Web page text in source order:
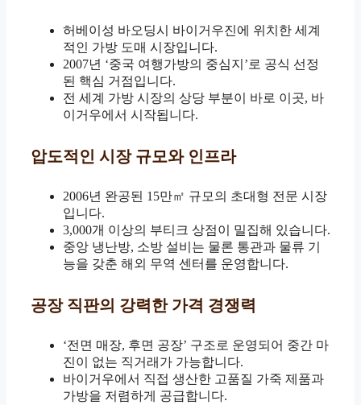
허베이성 바오딩시 바이거우진에 위치한 세계
적인 가방 도매 시장입니다.
2007년 ‘중국 여행가방의 중심지’로 공식 선정
된 핵심 거점입니다.
전 세계 가방 시장의 상당 부분이 바로 이곳, 바
이거우에서 시작됩니다.
압도적인 시장 규모와 인프라
2006년 완공된 15만㎡ 규모의 초대형 전문 시장
입니다.
3,000개 이상의 부티크 상점이 밀집해 있습니다.
중앙 냉난방, 소방 설비는 물론 통관과 물류 기
능을 갖춘 해외 무역 센터를 운영합니다.
공장 직판의 강력한 가격 경쟁력
‘전면 매장, 후면 공장’ 구조로 운영되어 중간 마
진이 없는 직거래가 가능합니다.
바이거우에서 직접 생산한 고품질 가죽 제품과
가방을 저렴하게 공급합니다.